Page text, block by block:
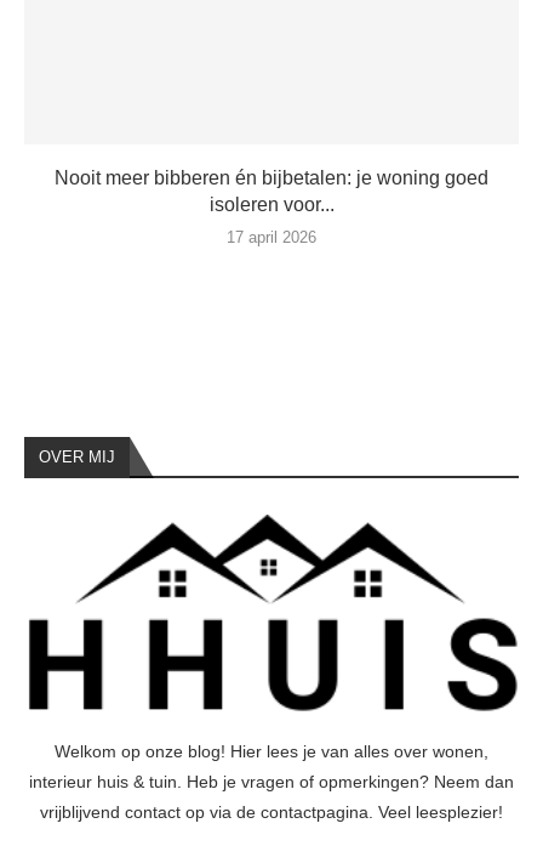
Nooit meer bibberen én bijbetalen: je woning goed
isoleren voor...
17 april 2026
OVER MIJ
Welkom op onze blog! Hier lees je van alles over wonen,
interieur huis & tuin. Heb je vragen of opmerkingen? Neem dan
vrijblijvend contact op via de contactpagina. Veel leesplezier!